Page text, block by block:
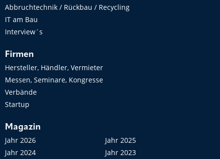
Abbruchtechnik / Rückbau / Recycling
IT am Bau
Interview´s
Firmen
Hersteller, Händler, Vermieter
Messen, Seminare, Kongresse
Verbände
Startup
Magazin
Jahr 2026
Jahr 2025
Jahr 2024
Jahr 2023